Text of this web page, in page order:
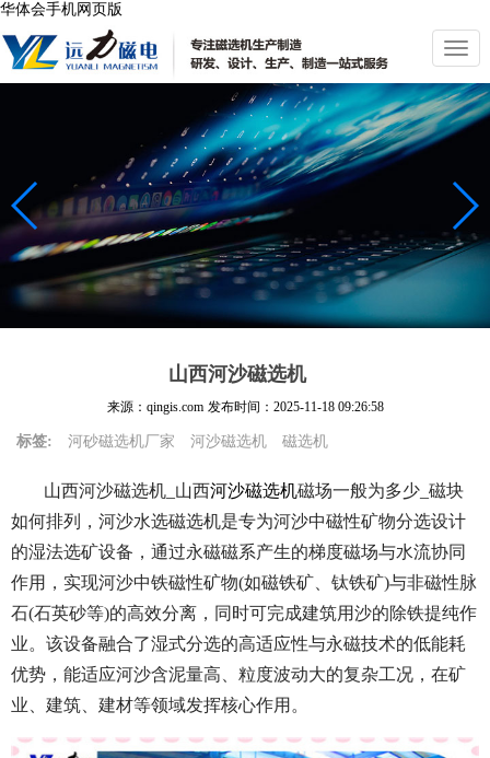
华体会手机网页版
切
换
导
航
山西河沙磁选机
来源：qingis.com 发布时间： 2025-11-18 09:26:58
标签: 河砂磁选机厂家 河沙磁选机 磁选机
山西河沙磁选机_山西河沙磁选机磁场一般为多少_磁块
如何排列，河沙水选磁选机是专为河沙中磁性矿物分选设计
的湿法选矿设备，通过永磁磁系产生的梯度磁场与水流协同
作用，实现河沙中铁磁性矿物(如磁铁矿、钛铁矿)与非磁性脉
石(石英砂等)的高效分离，同时可完成建筑用沙的除铁提纯作
业。该设备融合了湿式分选的高适应性与永磁技术的低能耗
优势，能适应河沙含泥量高、粒度波动大的复杂工况，在矿
业、建筑、建材等领域发挥核心作用。